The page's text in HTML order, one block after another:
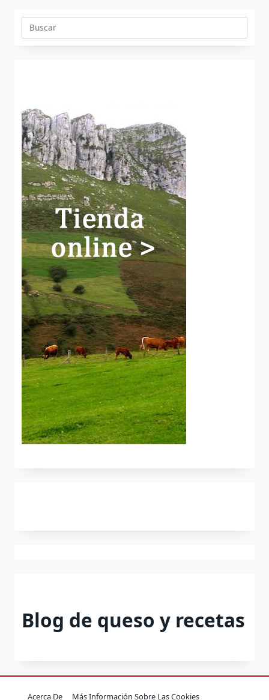
Buscar:
Blog de queso y recetas
Acerca De Más Información Sobre Las Cookies